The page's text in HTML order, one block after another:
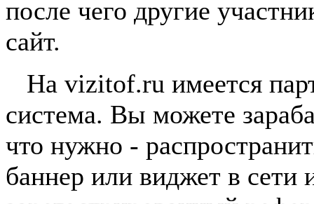
после чего другие
сайт.
На vizitof.ru имеется
система. Вы можете
что нужно -
баннер или виджет в сети